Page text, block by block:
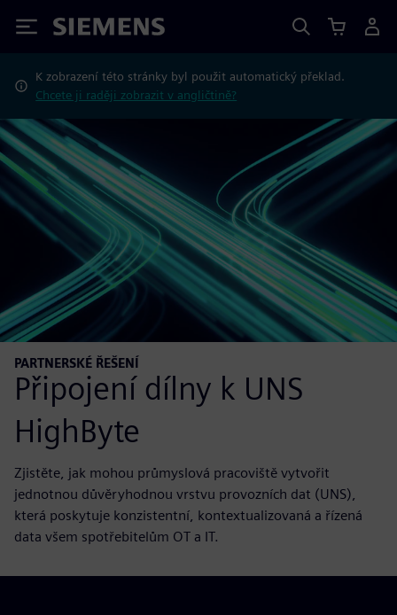
Siemens
K zobrazení této stránky byl použit automatický překlad.
Chcete ji raději zobrazit v angličtině?
PARTNERSKÉ ŘEŠENÍ
Připojení dílny k UNS
HighByte
Zjistěte, jak mohou průmyslová pracoviště vytvořit
jednotnou důvěryhodnou vrstvu provozních dat (UNS),
která poskytuje konzistentní, kontextualizovaná a řízená
data všem spotřebitelům OT a IT.